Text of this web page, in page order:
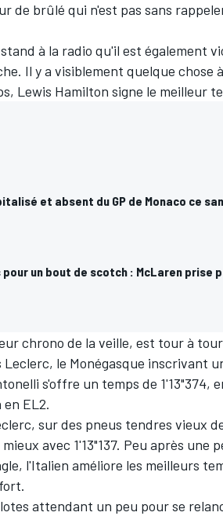
de brûlé qui n'est pas sans
à la radio qu'il est également
Il y a visiblement quelque chose
Lewis Hamilton signe le meilleur
et absent du GP de Monaco ce
pour un bout de scotch : McLaren prise
chrono de la veille, est tour à
Leclerc, le Monégasque inscrivant
s'offre un temps de 1'13"374,
EL2.
sur des pneus tendres vieux
avec 1'13"137. Peu après une
l'Italien améliore les meilleurs
attendant un peu pour se